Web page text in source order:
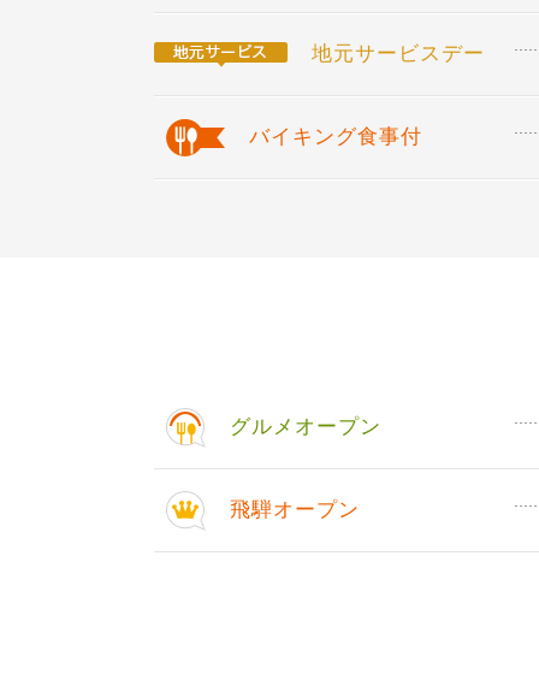
地元サービスデー
バイキング食事付
グルメオープン
飛騨オープン